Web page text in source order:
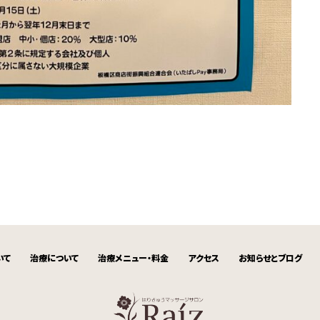
て 治療について 治療メニュー・料金 アクセス お知らせとブログ